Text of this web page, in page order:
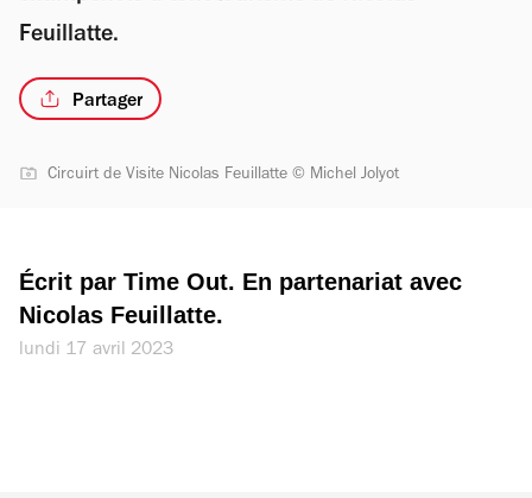
Feuillatte.
Partager
Circuirt de Visite Nicolas Feuillatte © Michel Jolyot
Écrit par Time Out. En partenariat avec
Nicolas Feuillatte.
lundi 17 avril 2023